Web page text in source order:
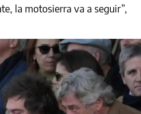
la motosierra va a seguir”,